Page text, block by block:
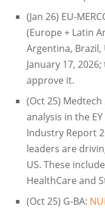
(Jan 26) EU-
(Europe + Latin
Argentina,
January 17,
approve it.
(Oct 25)
analysis in the
Industry Report
leaders are
US. These
HealthCare and
(Oct 25) G-BA: